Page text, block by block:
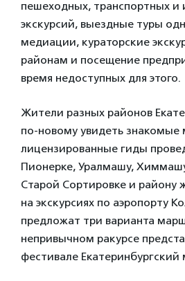
пешеходных, транспортных и
экскурсий, выездные туры
медиации, кураторские
районам и посещение
время недоступных для этого.
Жители разных районов
по-новому увидеть знакомые
лицензированные гиды
Пионерке, Уралмашу,
Старой Сортировке и району
на экскурсиях по аэропорту
предложат три варианта
непривычном ракурсе
фестивале